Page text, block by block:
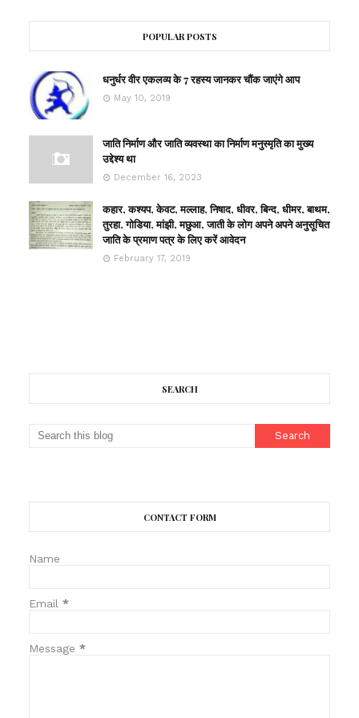
POPULAR POSTS
धनुर्धर वीर एकलव्य के 7 रहस्य जानकर चौंक जाएंगे आप
May 10, 2019
जाति निर्माण और जाति व्यवस्था का निर्माण मनुस्मृति का मुख्य
उद्देश्य था
December 16, 2023
कहार, कश्यप, केवट, मल्लाह, निषाद, धीवर, बिन्द, धीमर, बाथम,
तुरहा, गोडिया, मांझी, मछुआ, जाती के लोग अपने अपने अनुसूचित
जाति के प्रमाण पत्र के लिए करें आवेदन
February 17, 2019
SEARCH
CONTACT FORM
Name
Email *
Message *